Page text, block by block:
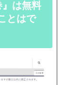
』は無料
とはで